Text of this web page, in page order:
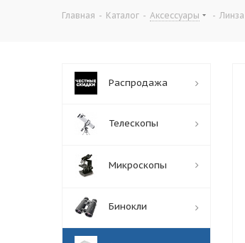
Главная - Каталог - Аксессуары -
Распродажа
Телескопы
Микроскопы
Бинокли